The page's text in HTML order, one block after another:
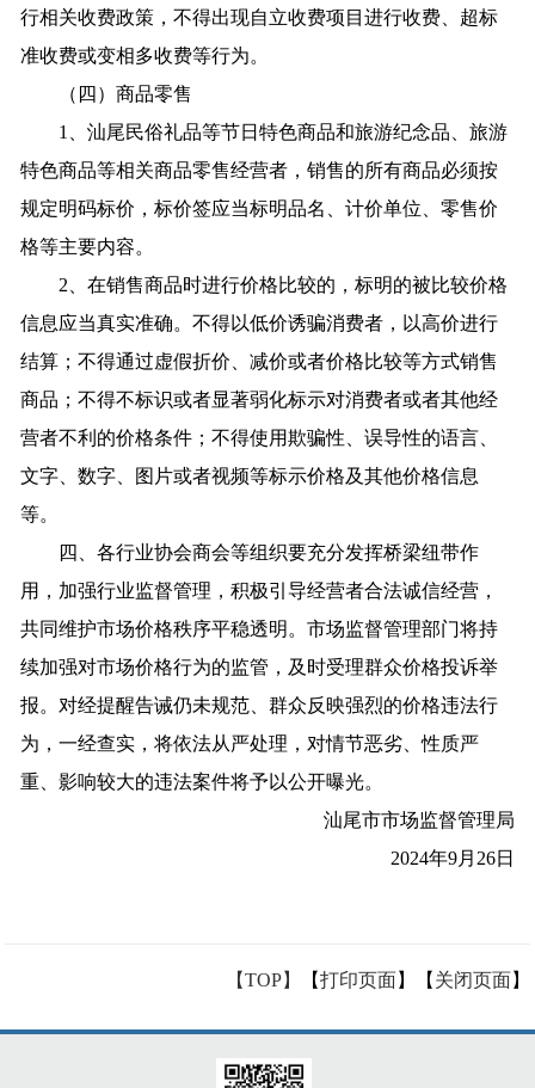
行相关收费政策，不得出现自立收费项目进行收费、超标
准收费或变相多收费等行为。
（四）商品零售
1、汕尾民俗礼品等节日特色商品和旅游纪念品、旅游
特色商品等相关商品零售经营者，销售的所有商品必须按
规定明码标价，标价签应当标明品名、计价单位、零售价
格等主要内容。
2、在销售商品时进行价格比较的，标明的被比较价格
信息应当真实准确。不得以低价诱骗消费者，以高价进行
结算；不得通过虚假折价、减价或者价格比较等方式销售
商品；不得不标识或者显著弱化标示对消费者或者其他经
营者不利的价格条件；不得使用欺骗性、误导性的语言、
文字、数字、图片或者视频等标示价格及其他价格信息
等。
四、各行业协会商会等组织要充分发挥桥梁纽带作
用，加强行业监督管理，积极引导经营者合法诚信经营，
共同维护市场价格秩序平稳透明。市场监督管理部门将持
续加强对市场价格行为的监管，及时受理群众价格投诉举
报。对经提醒告诫仍未规范、群众反映强烈的价格违法行
为，一经查实，将依法从严处理，对情节恶劣、性质严
重、影响较大的违法案件将予以公开曝光。
汕尾市市场监督管理局
2024年9月26日
【TOP】 【打印页面】【 关闭页面】